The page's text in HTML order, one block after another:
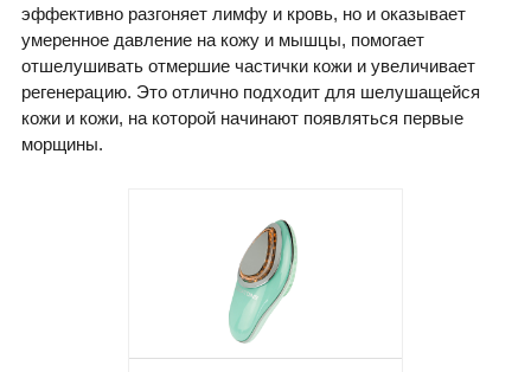
эффективно разгоняет лимфу и кровь, но и оказывает
умеренное давление на кожу и мышцы, помогает
отшелушивать отмершие частички кожи и увеличивает
регенерацию. Это отлично подходит для шелушащейся
кожи и кожи, на которой начинают появляться первые
морщины.